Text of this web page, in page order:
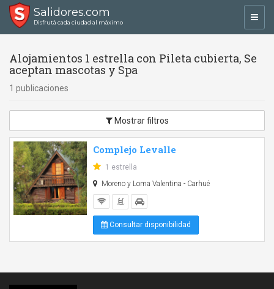
Salidores.com
Disfrutá cada ciudad al máximo
Alojamientos 1 estrella con Pileta cubierta, Se
aceptan mascotas y Spa
1 publicaciones
Mostrar filtros
Complejo Levalle
1 estrella
Moreno y Loma Valentina - Carhué
Consultar disponibilidad